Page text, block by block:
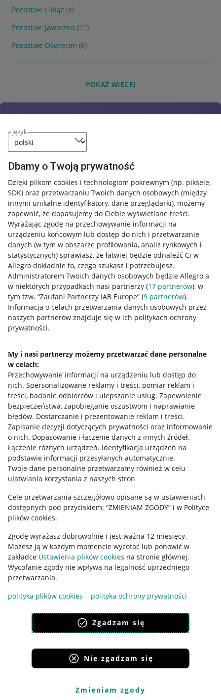
język
Dbamy o Twoją prywatność
Dzięki plikom cookies i technologiom pokrewnym (np. piksele,
SDK) oraz przetwarzaniu Twoich danych osobowych (między
innymi unikalne identyfikatory, dane przeglądarki), możemy
zapewnić, że dopasujemy do Ciebie wyświetlane treści.
Wyrażając zgodę na przechowywanie informacji na
urządzeniu końcowym lub dostęp do nich i przetwarzanie
danych (w tym w obszarze profilowania, analiz rynkowych i
statystycznych) sprawiasz, że łatwiej będzie odnaleźć Ci w
Allegro dokładnie to, czego szukasz i potrzebujesz.
Administratorem Twoich danych osobowych będzie Allegro a
w niektórych przypadkach nasi partnerzy (17 partnerów), w
tym tzw. “Zaufani Partnerzy IAB Europe” (9 partnerów).
Informacja o celach przetwarzania danych osobowych przez
naszych partnerów znajduje się w ich politykach ochrony
prywatności.
My i nasi partnerzy możemy przetwarzać dane personalne
w celach:
Przechowywanie informacji na urządzeniu lub dostęp do
nich. Spersonalizowane reklamy i treści, pomiar reklam i
treści, badanie odbiorców i ulepszanie usług. Zapewnienie
bezpieczeństwa, zapobieganie oszustwom i naprawianie
błędów. Dostarczanie i prezentowanie reklam i treści.
Zapisanie decyzji dotyczących prywatności oraz informowanie
o nich. Dopasowanie i łączenie danych z innych źródeł.
Łączenie różnych urządzeń. Identyfikacja urządzeń na
podstawie informacji przesyłanych automatycznie.
Twoje dane personalne przetwarzamy również w celu
ułatwiania korzystania z naszych stron
Cele przetwarzania szczegółowo opisane są w ustawieniach
dostępnych pod przyciskiem: “ZMIENIAM ZGODY” i w Polityce
plików cookies.
Zgodę wyrażasz dobrowolnie i jest ważna 12 miesięcy.
Możesz ją w każdym momencie wycofać lub ponowić w
zakładce Ustawienia plików cookies na stronie głównej.
Wycofanie zgody nie wpływa na legalność uprzedniego
przetwarzania.
polityka plików cookies
polityka ochrony prywatności
Zgadzam się
Nie zgadzam się
Zmieniam zgody
Pozostałe Libiąż (4)
Pozostałe Jaworzno (11)
Pozostałe Oświęcim (6)
POKAŻ WIĘCEJ
Przydatne informacje
Jak to działa
Allegro Gadane dla sprzedających
Allegro Gadane dla kupujących
Mapa miejscowości
Informacje prawne
Regulamin
Polityka plików "cookies"
Ustawienia plików "cookies"
Udostępnianie lokalizacji
Informacje dla Aktu o Usługach Cyfrowych
Pobierz aplikację
Korzystanie z serwisu oznacza akceptacjęregulaminu